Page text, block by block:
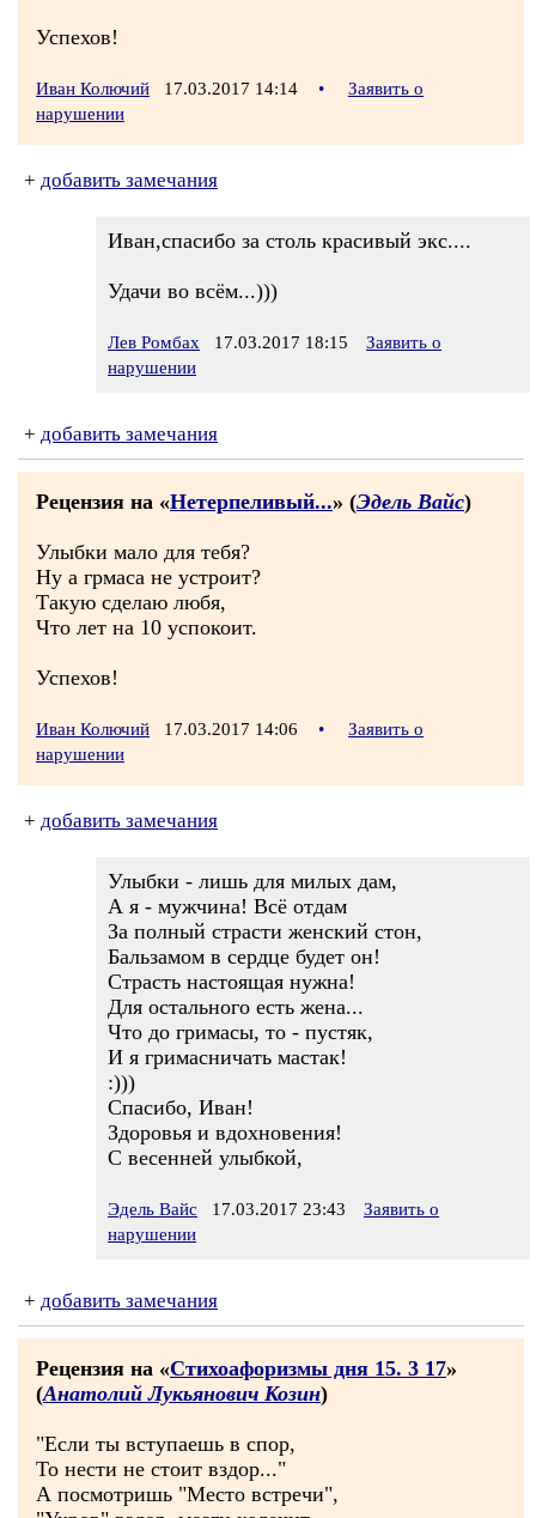
Успехов!
Иван Колючий 17.03.2017 14:14 •
Заявить о
нарушении
+ добавить замечания
Иван,спасибо за столь красивый экс....
Удачи во всём...)))
Лев Ромбах 17.03.2017 18:15
Заявить о
нарушении
+ добавить замечания
Рецензия на «Нетерпеливый...» (Эдель Вайс)
Улыбки мало для тебя?
Ну а грмаса не устроит?
Такую сделаю любя,
Что лет на 10 успокоит.
Успехов!
Иван Колючий 17.03.2017 14:06 •
Заявить о
нарушении
+ добавить замечания
Улыбки - лишь для милых дам,
А я - мужчина! Всё отдам
За полный страсти женский стон,
Бальзамом в сердце будет он!
Страсть настоящая нужна!
Для остального есть жена...
Что до гримасы, то - пустяк,
И я гримасничать мастак!
:)))
Спасибо, Иван!
Здоровья и вдохновения!
С весенней улыбкой,
Эдель Вайс 17.03.2017 23:43
Заявить о
нарушении
+ добавить замечания
Рецензия на «Стихоафоризмы дня 15. 3 17»
(Анатолий Лукьянович Козин)
"Если ты вступаешь в спор,
То нести не стоит вздор..."
А посмотришь "Место встречи",